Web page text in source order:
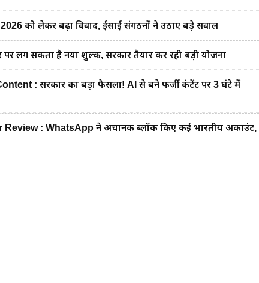
को लेकर बढ़ा विवाद, ईसाई संगठनों ने उठाए बड़े सवाल
लग सकता है नया शुल्क, सरकार तैयार कर रही बड़ी योजना
: सरकार का बड़ा फैसला! AI से बने फर्जी कंटेंट पर 3 घंटे में
: WhatsApp ने अचानक ब्लॉक किए कई भारतीय अकाउंट,